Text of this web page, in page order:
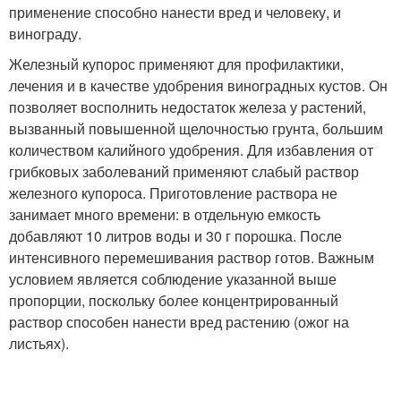
применение способно нанести вред и человеку, и
винограду.
Железный купорос применяют для профилактики,
лечения и в качестве удобрения виноградных кустов. Он
позволяет восполнить недостаток железа у растений,
вызванный повышенной щелочностью грунта, большим
количеством калийного удобрения. Для избавления от
грибковых заболеваний применяют слабый раствор
железного купороса. Приготовление раствора не
занимает много времени: в отдельную емкость
добавляют 10 литров воды и 30 г порошка. После
интенсивного перемешивания раствор готов. Важным
условием является соблюдение указанной выше
пропорции, поскольку более концентрированный
раствор способен нанести вред растению (ожог на
листьях).